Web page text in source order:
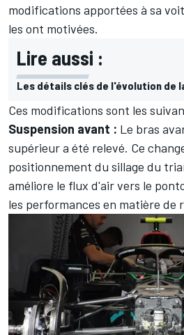
modifications apportées à sa
les ont motivées.
Lire aussi :
Les détails clés de l'évolution de
Ces modifications sont les
Suspension avant : Le bras
supérieur a été relevé. Ce
positionnement du sillage du
améliore le flux d'air vers le
les performances en matière de